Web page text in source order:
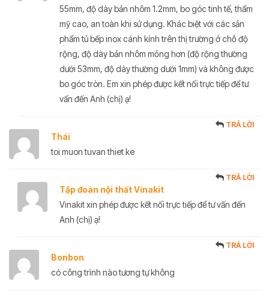
55mm, độ dày bản nhôm 1.2mm, bo góc tinh tế, thẩm
mỹ cao, an toàn khi sử dụng. Khác biệt với các sản
phẩm tủ bếp inox cánh kính trên thị trường ở chỗ độ
rộng, độ dày bản nhôm mỏng hơn (độ rộng thường
dưới 53mm, độ dày thường dưới 1mm) và không được
bo góc tròn. Em xin phép được kết nối trực tiếp để tư
vấn đến Anh (chị) ạ!
Thái
TRẢ LỜI
toi muon tuvan thiet ke
Tập đoàn nội thất Vinakit
TRẢ LỜI
Vinakit xin phép được kết nối trực tiếp để tư vấn đến
Anh (chị) ạ!
Bonbon
TRẢ LỜI
có công trình nào tương tự không